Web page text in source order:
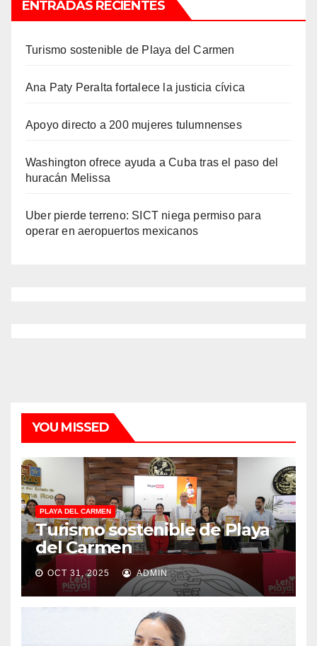
ENTRADAS RECIENTES
Turismo sostenible de Playa del Carmen
Ana Paty Peralta fortalece la justicia cívica
Apoyo directo a 200 mujeres tulumnenses
Washington ofrece ayuda a Cuba tras el paso del
huracán Melissa
Uber pierde terreno: SICT niega permiso para
operar en aeropuertos mexicanos
YOU MISSED
PLAYA DEL CARMEN
Turismo sostenible de Playa
del Carmen
OCT 31, 2025 ADMIN